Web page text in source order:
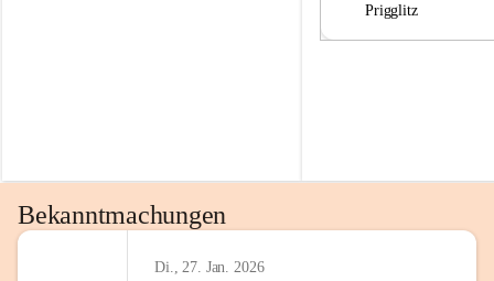
Prigglitz
Bekanntmachungen
Di., 27. Jan. 2026